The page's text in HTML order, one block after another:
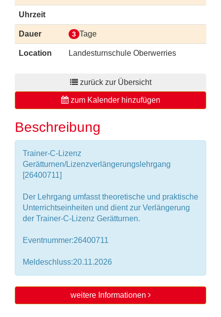
Uhrzeit
Dauer 3 Tage
Location Landesturnschule Oberwerries
zurück zur Übersicht
zum Kalender hinzufügen
Beschreibung
Trainer-C-Lizenz
Gerätturnen/Lizenzverlängerungslehrgang
[26400711]
Der Lehrgang umfasst theoretische und praktische
Unterrichtseinheiten und dient zur Verlängerung
der Trainer-C-Lizenz Gerätturnen.
Eventnummer:26400711
Meldeschluss:20.11.2026
weitere Informationen